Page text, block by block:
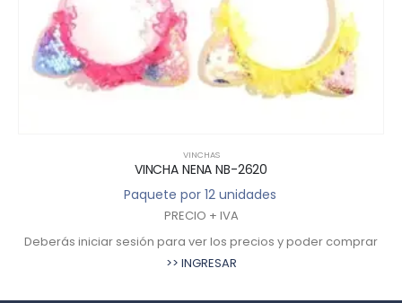
VINCHAS
VINCHA NENA NB-2620
Paquete por 12 unidades
PRECIO + IVA
Deberás iniciar sesión para ver los precios y poder comprar
>> INGRESAR